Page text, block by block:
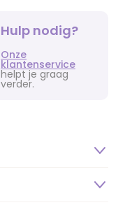
Hulp nodig?
Onze
klantenservice
helpt je graag
verder.